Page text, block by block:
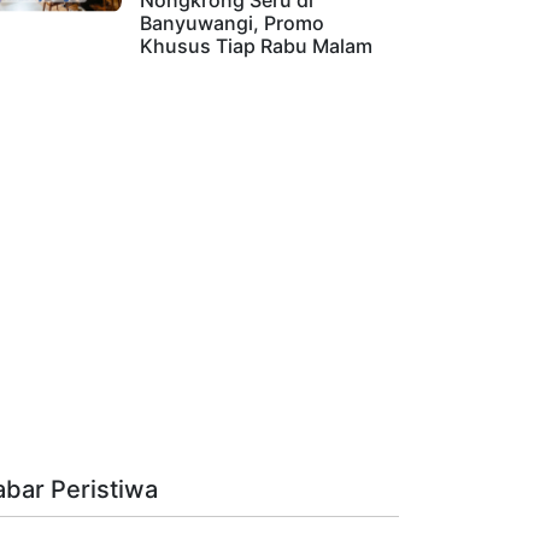
Banyuwangi, Promo
Khusus Tiap Rabu Malam
Peristiwa